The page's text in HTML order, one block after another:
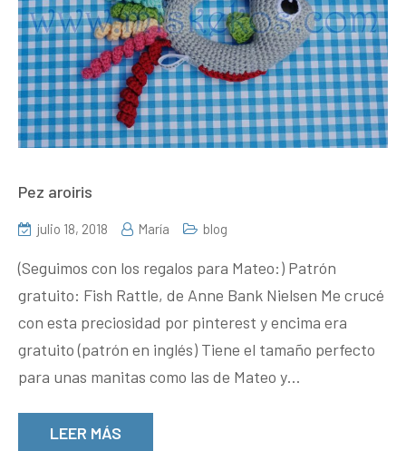
Pez aroiris
julio 18, 2018 María blog
(Seguimos con los regalos para Mateo:) Patrón
gratuito: Fish Rattle, de Anne Bank Nielsen Me crucé
con esta preciosidad por pinterest y encima era
gratuito (patrón en inglés) Tiene el tamaño perfecto
para unas manitas como las de Mateo y…
LEER MÁS